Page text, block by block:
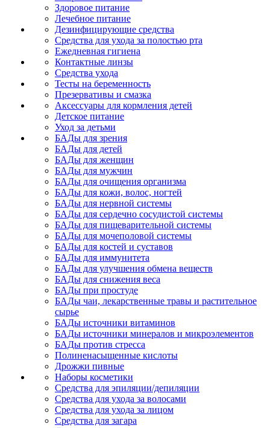
Здоровое питание
Лечебное питание
Дезинфицирующие средства
Средства для ухода за полостью рта
Ежедневная гигиена
Контактные линзы
Средства ухода
Тесты на беременность
Презервативы и смазка
Аксессуары для кормления детей
Детское питание
Уход за детьми
БАДы для зрения
БАДы для детей
БАДы для женщин
БАДы для мужчин
БАДы для очищения организма
БАДы для кожи, волос, ногтей
БАДы для нервной системы
БАДы для сердечно сосудистой системы
БАДы для пищеварительной системы
БАДы для мочеполовой системы
БАДы для костей и суставов
БАДы для иммунитета
БАДы для улучшения обмена веществ
БАДы для снижения веса
БАДы при простуде
БАДы чаи, лекарственные травы и растительное
сырье
БАДы источники витаминов
БАДы источники минералов и микроэлементов
БАДы против стресса
Полиненасыщенные кислоты
Дрожжи пивные
Наборы косметики
Средства для эпиляции/депиляции
Средства для ухода за волосами
Средства для ухода за лицом
Средства для загара